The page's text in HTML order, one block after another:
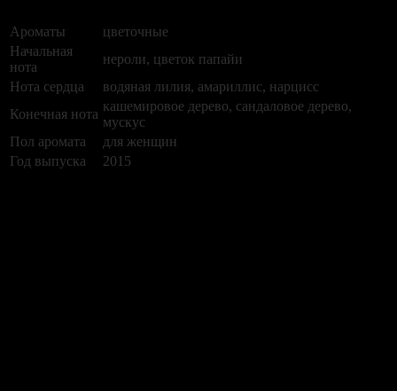
Ароматы
цветочные
Начальная
нота
нероли, цветок папайи
Нота сердца
водяная лилия, амариллис, нарцисс
Конечная нота
кашемировое дерево, сандаловое дерево,
мускус
Пол аромата
для женщин
Год выпуска
2015